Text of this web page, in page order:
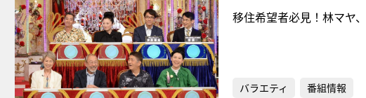
移住希望者必見！林マヤ
バラエティ 番組情報